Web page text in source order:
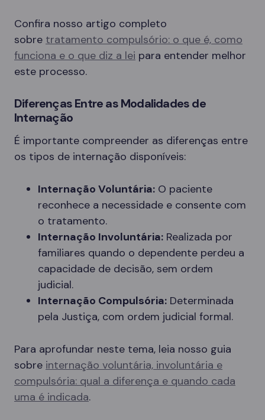
Confira nosso artigo completo
sobre tratamento compulsório: o que é, como
funciona e o que diz a lei para entender melhor
este processo.
Diferenças Entre as Modalidades de
Internação
É importante compreender as diferenças entre
os tipos de internação disponíveis:
Internação Voluntária: O paciente
reconhece a necessidade e consente com
o tratamento.
Internação Involuntária: Realizada por
familiares quando o dependente perdeu a
capacidade de decisão, sem ordem
judicial.
Internação Compulsória: Determinada
pela Justiça, com ordem judicial formal.
Para aprofundar neste tema, leia nosso guia
sobre internação voluntária, involuntária e
compulsória: qual a diferença e quando cada
uma é indicada.